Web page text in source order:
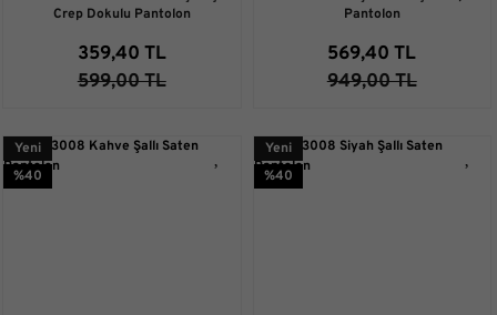
Crep Dokulu Pantolon
359,40 TL
599,00 TL
Pantolon
569,40 TL
949,00 TL
Yeni
%40
Yeni
%40